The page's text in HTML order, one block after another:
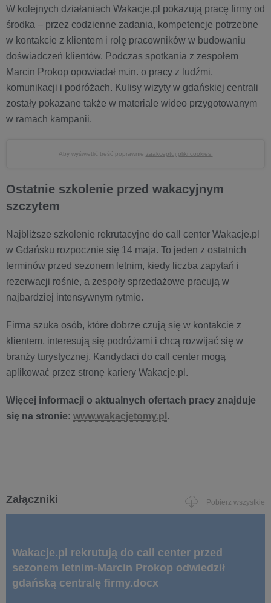
W kolejnych działaniach Wakacje.pl pokazują pracę firmy od
środka – przez codzienne zadania, kompetencje potrzebne
w kontakcie z klientem i rolę pracowników w budowaniu
doświadczeń klientów. Podczas spotkania z zespołem
Marcin Prokop opowiadał m.in. o pracy z ludźmi,
komunikacji i podróżach. Kulisy wizyty w gdańskiej centrali
zostały pokazane także w materiale wideo przygotowanym
w ramach kampanii.
Aby wyświetlić treść poprawnie zaakceptuj pliki cookies.
Ostatnie szkolenie przed wakacyjnym
szczytem
Najbliższe szkolenie rekrutacyjne do call center Wakacje.pl
w Gdańsku rozpocznie się 14 maja. To jeden z ostatnich
terminów przed sezonem letnim, kiedy liczba zapytań i
rezerwacji rośnie, a zespoły sprzedażowe pracują w
najbardziej intensywnym rytmie.
Firma szuka osób, które dobrze czują się w kontakcie z
klientem, interesują się podróżami i chcą rozwijać się w
branży turystycznej. Kandydaci do call center mogą
aplikować przez stronę kariery Wakacje.pl.
Więcej informacji o aktualnych ofertach pracy znajduje
się na stronie: www.wakacjetomy.pl .
Załączniki Pobierz wszystkie
Wakacje.pl rekrutują do call center przed
sezonem letnim-Marcin Prokop odwiedził
gdańską centralę firmy.docx